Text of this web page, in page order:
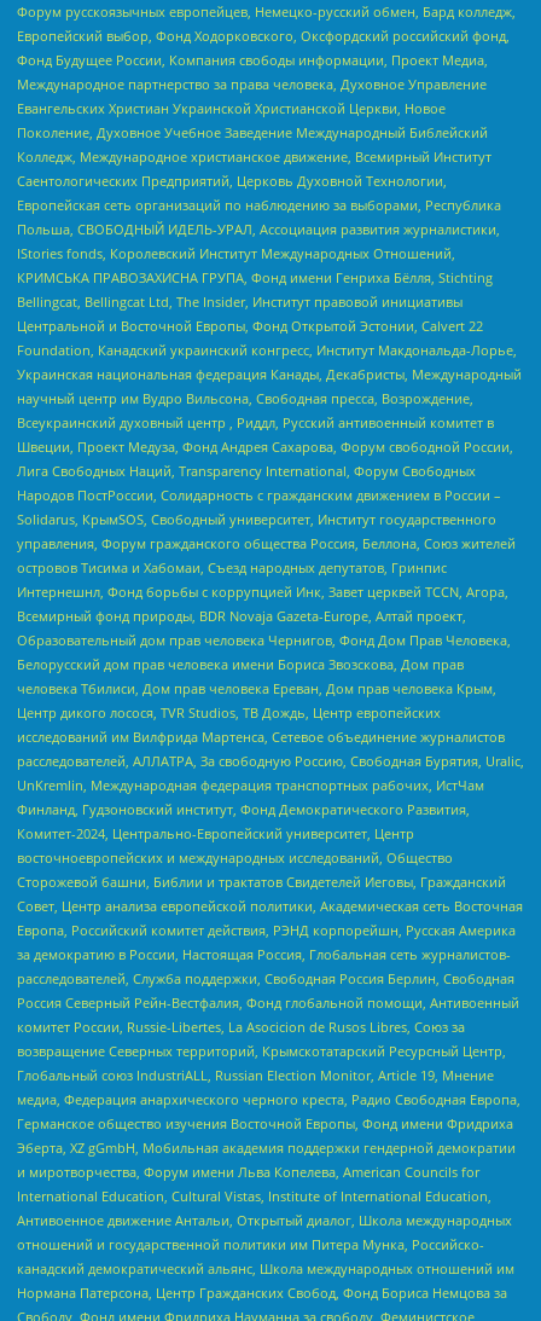
Форум русскоязычных европейцев, Немецко-русский обмен, Бард колледж,
Европейский выбор, Фонд Ходорковского, Оксфордский российский фонд,
Фонд Будущее России, Компания свободы информации, Проект Медиа,
Международное партнерство за права человека, Духовное Управление
Евангельских Христиан Украинской Христианской Церкви, Новое
Поколение, Духовное Учебное Заведение Международный Библейский
Колледж, Международное христианское движение, Всемирный Институт
Саентологических Предприятий, Церковь Духовной Технологии,
Европейская сеть организаций по наблюдению за выборами, Республика
Польша, СВОБОДНЫЙ ИДЕЛЬ-УРАЛ, Ассоциация развития журналистики,
IStories fonds, Королевский Институт Международных Отношений,
КРИМСЬКА ПРАВОЗАХИСНА ГРУПА, Фонд имени Генриха Бёлля, Stichting
Bellingcat, Bellingcat Ltd, The Insider, Институт правовой инициативы
Центральной и Восточной Европы, Фонд Открытой Эстонии, Calvert 22
Foundation, Канадский украинский конгресс, Институт Макдональда-Лорье,
Украинская национальная федерация Канады, Декабристы, Международный
научный центр им Вудро Вильсона, Свободная пресса, Возрождение,
Всеукраинский духовный центр , Риддл, Русский антивоенный комитет в
Швеции, Проект Медуза, Фонд Андрея Сахарова, Форум свободной России,
Лига Свободных Наций, Transparеncy International, Форум Свободных
Народов ПостРоссии, Солидарность с гражданским движением в России –
Solidarus, КрымSOS, Свободный университет, Институт государственного
управления, Форум гражданского общества Россия, Беллона, Союз жителей
островов Тисима и Хабомаи, Съезд народных депутатов, Гринпис
Интернешнл, Фонд борьбы с коррупцией Инк, Завет церквей TCCN, Агора,
Всемирный фонд природы, BDR Novaja Gazeta-Europe, Алтай проект,
Образовательный дом прав человека Чернигов, Фонд Дом Прав Человека,
Белорусский дом прав человека имени Бориса Звозскова, Дом прав
человека Тбилиси, Дом прав человека Ереван, Дом прав человека Крым,
Центр дикого лосося, TVR Studios, ТВ Дождь, Центр европейских
исследований им Вилфрида Мартенса, Сетевое объединение журналистов
расследователей, АЛЛАТРА, За свободную Россию, Свободная Бурятия, Uralic,
UnKremlin, Международная федерация транспортных рабочих, ИстЧам
Финланд, Гудзоновский институт, Фонд Демократического Развития,
Комитет-2024, Центрально-Европейский университет, Центр
восточноевропейских и международных исследований, Общество
Сторожевой башни, Библии и трактатов Свидетелей Иеговы, Гражданский
Совет, Центр анализа европейской политики, Академическая сеть Восточная
Европа, Российский комитет действия, РЭНД корпорейшн, Русская Америка
за демократию в России, Настоящая Россия, Глобальная сеть журналистов-
расследователей, Служба поддержки, Свободная Россия Берлин, Свободная
Россия Северный Рейн-Вестфалия, Фонд глобальной помощи, Антивоенный
комитет России, Russie-Libertes, La Asocicion de Rusos Libres, Союз за
возвращение Северных территорий, Крымскотатарский Ресурсный Центр,
Глобальный союз IndustriALL, Russian Election Monitor, Article 19, Мнение
медиа, Федерация анархического черного креста, Радио Свободная Европа,
Германское общество изучения Восточной Европы, Фонд имени Фридриха
Эберта, XZ gGmbH, Мобильная академия поддержки гендерной демократии
и миротворчества, Форум имени Льва Копелева, American Councils for
International Education, Cultural Vistas, Institute of International Education,
Антивоенное движение Антальи, Открытый диалог, Школа международных
отношений и государственной политики им Питера Мунка, Российско-
канадский демократический альянс, Школа международных отношений им
Нормана Патерсона, Центр Гражданских Свобод, Фонд Бориса Немцова за
Свободу, Фонд имени Фридриха Науманна за свободу, Феминистское